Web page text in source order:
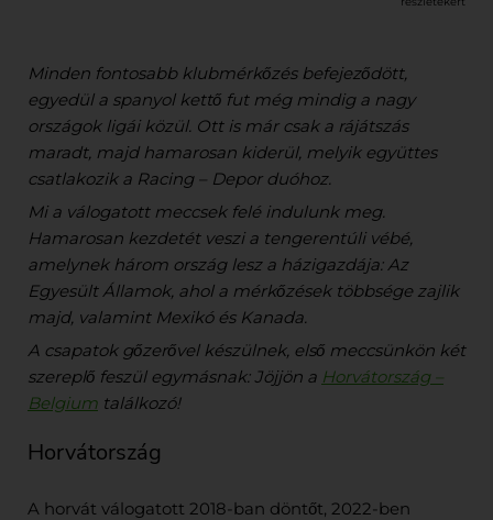
Minden fontosabb klubmérkőzés befejeződött,
egyedül a spanyol kettő fut még mindig a nagy
országok ligái közül. Ott is már csak a rájátszás
maradt, majd hamarosan kiderül, melyik együttes
csatlakozik a Racing – Depor duóhoz.
Mi a válogatott meccsek felé indulunk meg.
Hamarosan kezdetét veszi a tengerentúli vébé,
amelynek három ország lesz a házigazdája: Az
Egyesült Államok, ahol a mérkőzések többsége zajlik
majd, valamint Mexikó és Kanada.
A csapatok gőzerővel készülnek, első meccsünkön két
szereplő feszül egymásnak: Jöjjön a Horvátország –
Belgium találkozó!
Horvátország
A horvát válogatott 2018-ban döntőt, 2022-ben